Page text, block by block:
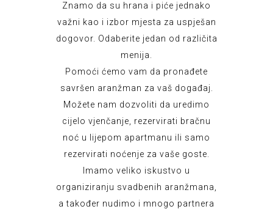
Znamo da su hrana i piće jednako
važni kao i izbor mjesta za uspješan
dogovor. Odaberite jedan od različita
menija.
Pomoći ćemo vam da pronađete
savršen aranžman za vaš događaj.
Možete nam dozvoliti da uredimo
cijelo vjenčanje, rezervirati bračnu
noć u lijepom apartmanu ili samo
rezervirati noćenje za vaše goste.
Imamo veliko iskustvo u
organiziranju svadbenih aranžmana,
a također nudimo i mnogo partnera